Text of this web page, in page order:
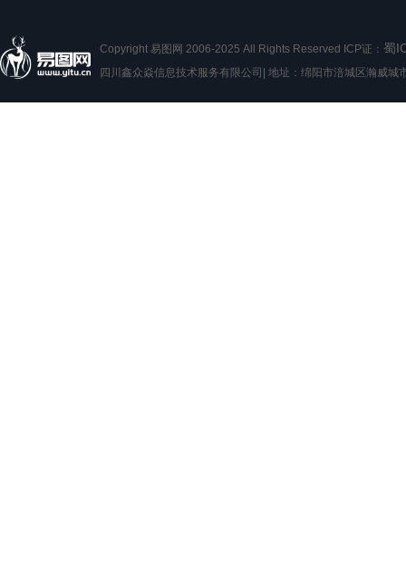
Copyright 易图网 2006-2025 All Rights Reserved ICP证： 蜀
四川鑫众焱信息技术服务有限公司| 地址：绵阳市涪城区瀚威城